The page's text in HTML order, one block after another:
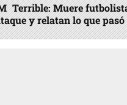
Terrible: Muere
y relatan lo que pasó